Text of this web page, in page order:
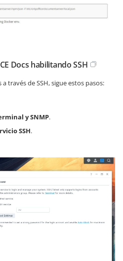
Docs habilitando SSH
a través de SSH, sigue estos pasos:
y SNMP.
SSH.